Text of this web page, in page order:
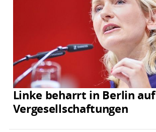
Linke beharrt in Berlin auf
Vergesellschaftungen